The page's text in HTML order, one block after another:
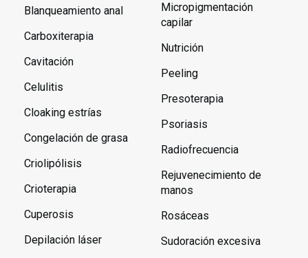
Blanqueamiento anal
Carboxiterapia
Cavitación
Celulitis
Cloaking estrías
Congelación de grasa
Criolipólisis
Crioterapia
Cuperosis
Depilación láser
Micropigmentación
capilar
Nutrición
Peeling
Presoterapia
Psoriasis
Radiofrecuencia
Rejuvenecimiento de
manos
Rosáceas
Sudoración excesiva